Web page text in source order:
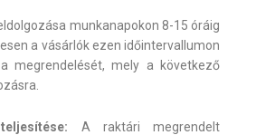
munkanapokon 8-15 óráig
a vásárlók ezen időintervallumon
megrendelését, mely a következő
A raktári megrendelt